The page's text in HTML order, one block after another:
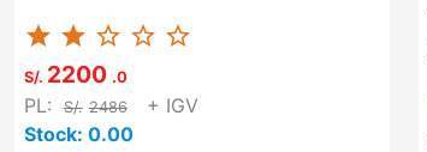
star star star_border star_border star_border
S/. 2200 .0
PL: S/. 2486
+ IGV
Stock: 0.00